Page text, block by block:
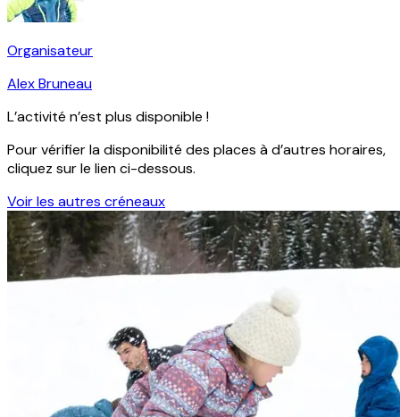
Organisateur
Alex Bruneau
L’activité n’est plus disponible !
Pour vérifier la disponibilité des places à d’autres horaires,
cliquez sur le lien ci-dessous.
Voir les autres créneaux